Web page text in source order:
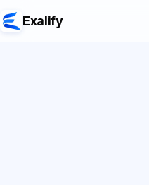
Exalify